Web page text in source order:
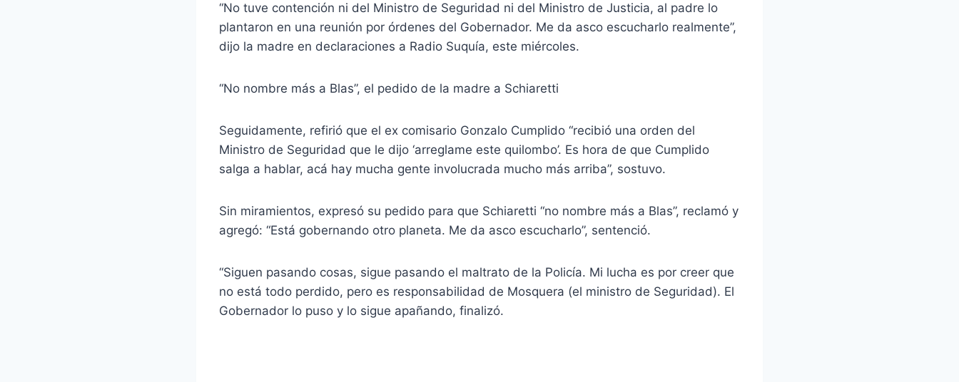
“No tuve contención ni del Ministro de Seguridad ni del Ministro de Justicia, al padre lo
plantaron en una reunión por órdenes del Gobernador. Me da asco escucharlo realmente”,
dijo la madre en declaraciones a Radio Suquía, este miércoles.
“No nombre más a Blas”, el pedido de la madre a Schiaretti
Seguidamente, refirió que el ex comisario Gonzalo Cumplido “recibió una orden del
Ministro de Seguridad que le dijo ‘arreglame este quilombo’. Es hora de que Cumplido
salga a hablar, acá hay mucha gente involucrada mucho más arriba”, sostuvo.
Sin miramientos, expresó su pedido para que Schiaretti “no nombre más a Blas”, reclamó y
agregó: “Está gobernando otro planeta. Me da asco escucharlo”, sentenció.
“Siguen pasando cosas, sigue pasando el maltrato de la Policía. Mi lucha es por creer que
no está todo perdido, pero es responsabilidad de Mosquera (el ministro de Seguridad). El
Gobernador lo puso y lo sigue apañando, finalizó.